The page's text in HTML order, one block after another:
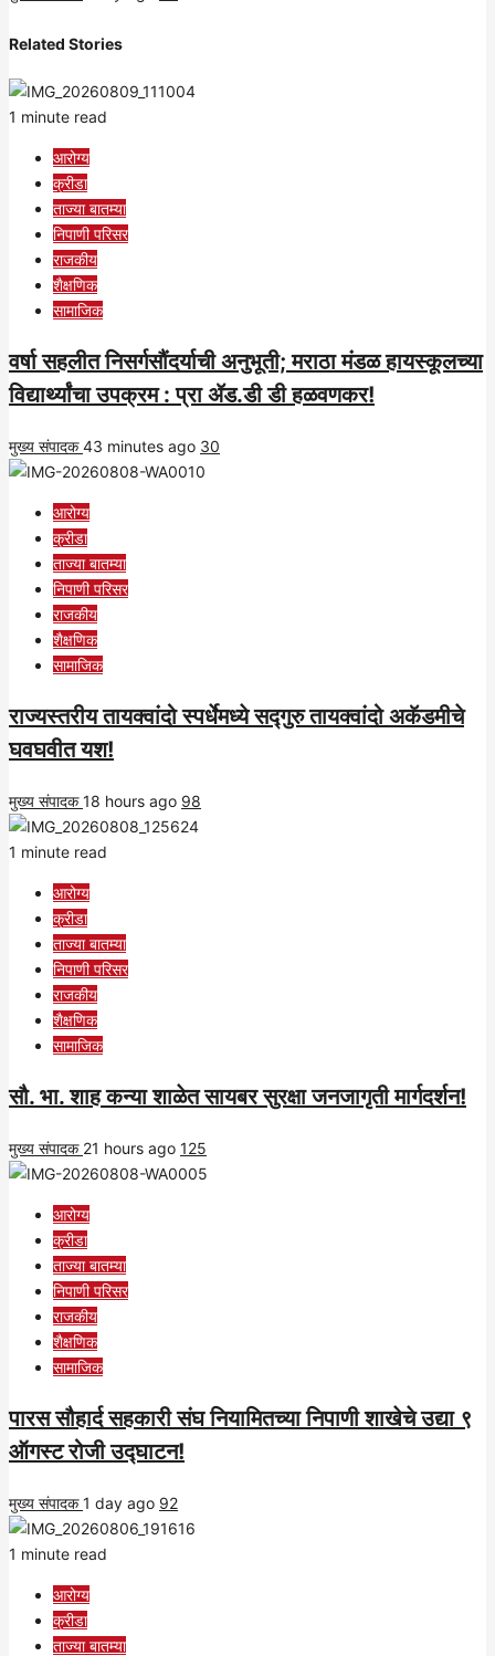
Related Stories
1 minute read
आरोग्य
क्रीडा
ताज्या बातम्या
निपाणी परिसर
राजकीय
शैक्षणिक
सामाजिक
वर्षा सहलीत निसर्गसौंदर्याची अनुभूती; मराठा मंडळ हायस्कूलच्या
विद्यार्थ्यांचा उपक्रम : प्रा ॲड.डी डी हळवणकर!
मुख्य संपादक43 minutes ago 30
आरोग्य
क्रीडा
ताज्या बातम्या
निपाणी परिसर
राजकीय
शैक्षणिक
सामाजिक
राज्यस्तरीय तायक्वांदो स्पर्धेमध्ये सद्गुरु तायक्वांदो अकॅडमीचे
घवघवीत यश!
मुख्य संपादक18 hours ago 98
1 minute read
आरोग्य
क्रीडा
ताज्या बातम्या
निपाणी परिसर
राजकीय
शैक्षणिक
सामाजिक
सौ. भा. शाह कन्या शाळेत सायबर सुरक्षा जनजागृती मार्गदर्शन!
मुख्य संपादक 21 hours ago 125
आरोग्य
क्रीडा
ताज्या बातम्या
निपाणी परिसर
राजकीय
शैक्षणिक
सामाजिक
पारस सौहार्द सहकारी संघ नियामितच्या निपाणी शाखेचे उद्या ९
ऑगस्ट रोजी उद्घाटन!
मुख्य संपादक1 day ago 92
1 minute read
आरोग्य
क्रीडा
ताज्या बातम्या